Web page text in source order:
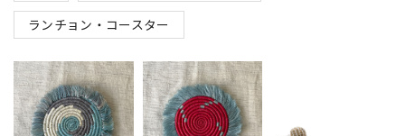
ランチョン・コースター